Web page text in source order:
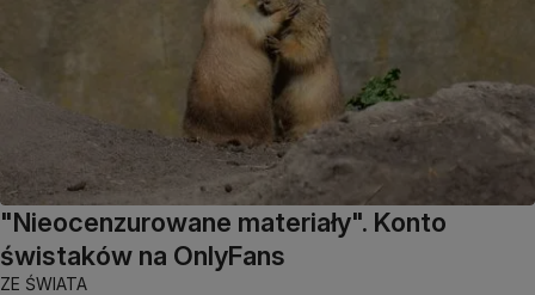
"Nieocenzurowane materiały". Konto
świstaków na OnlyFans
ZE ŚWIATA